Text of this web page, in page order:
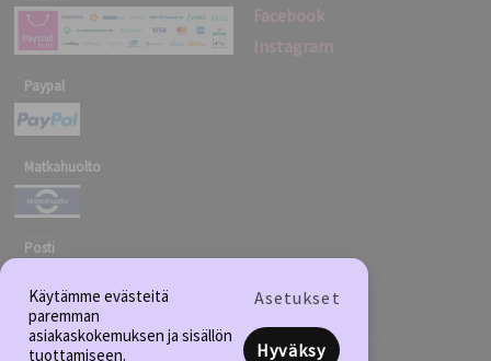
Paypal
Matkahuolto
Posti
Facebook
Instagram
Verkkokauppa Kynsitukku.com · Y-tunnus: FI3178721-3
Käytämme evästeitä
paremman
asiakaskokemuksen ja sisällön
tuottamiseen.
Asetukset
Hyväksy